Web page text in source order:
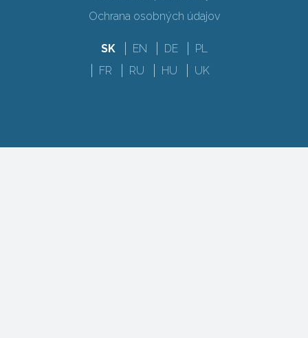
Ochrana osobných údajov
SK EN DE
PL
FR
RU HU UK